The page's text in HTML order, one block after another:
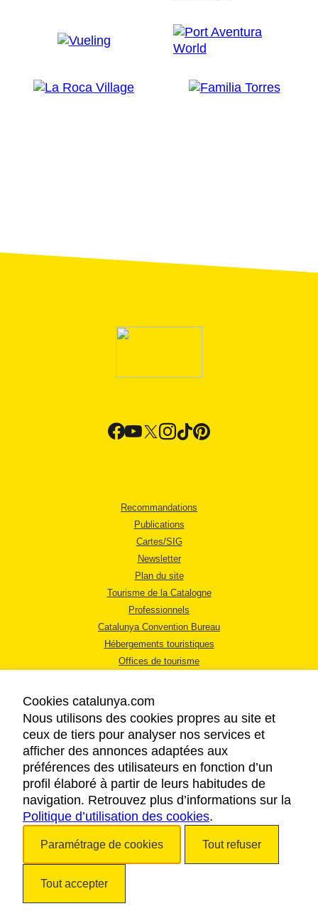
Recommandations
Publications
Cartes/SIG
Newsletter
Plan du site
Tourisme de la Catalogne
Professionnels
Catalunya Convention Bureau
Hébergements touristiques
Offices de tourisme
MENTIONS LÉGALES
RÈGLES DE CONFIDENTIALITÉ
COOKIES
ACCESSIBILITÉ
Cookies catalunya.com
Nous utilisons des cookies propres au site et
ceux de tiers pour analyser nos services et
afficher des annonces adaptées aux
préférences des utilisateurs en fonction d’un
profil élaboré à partir de leurs habitudes de
navigation. Retrouvez plus d’informations sur la
Politique d’utilisation des cookies.
Paramétrage de cookies Tout refuser
Tout accepter